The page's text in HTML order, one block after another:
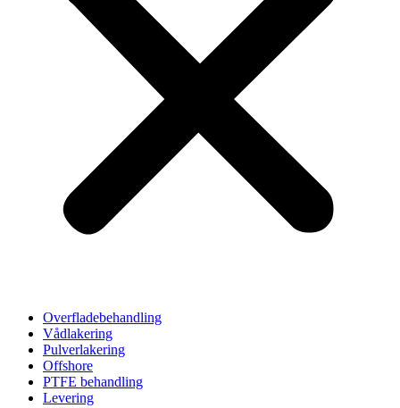
Overfladebehandling
Vådlakering
Pulverlakering
Offshore
PTFE behandling
Levering